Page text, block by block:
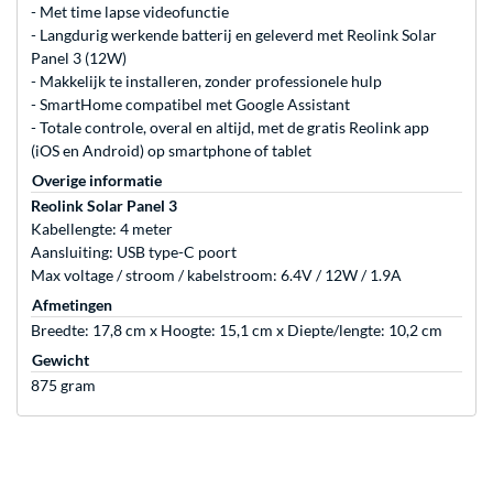
- Met time lapse videofunctie
- Langdurig werkende batterij en geleverd met Reolink Solar
Panel 3 (12W)
- Makkelijk te installeren, zonder professionele hulp
- SmartHome compatibel met Google Assistant
- Totale controle, overal en altijd, met de gratis Reolink app
(iOS en Android) op smartphone of tablet
Overige informatie
Reolink Solar Panel 3
Kabellengte: 4 meter
Aansluiting: USB type-C poort
Max voltage / stroom / kabelstroom: 6.4V / 12W / 1.9A
Afmetingen
Breedte: 17,8 cm x Hoogte: 15,1 cm x Diepte/lengte: 10,2 cm
Gewicht
875 gram